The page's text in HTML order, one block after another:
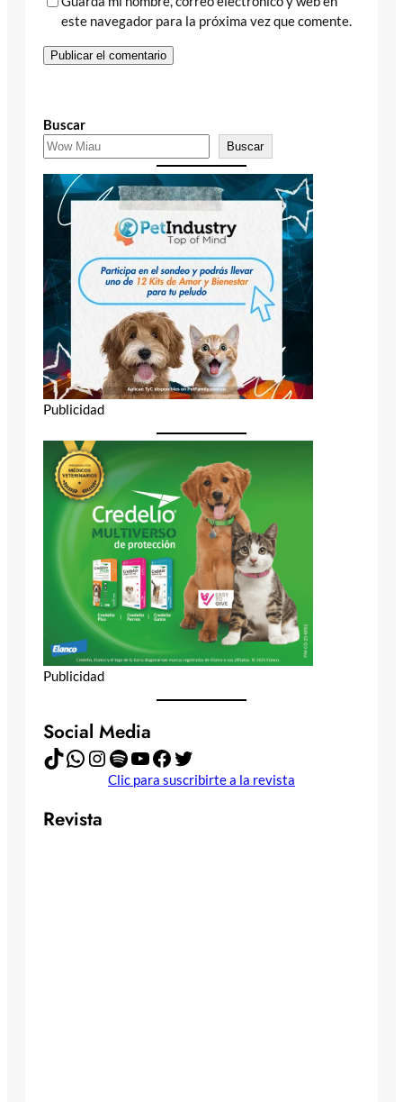
este navegador para la próxima vez que comente.
Buscar
Buscar
Publicidad
Publicidad
Social Media
TikTok WhatsApp Instagram Spotify YouTube Facebook Twitter
Clic para suscribirte a la revista
Revista